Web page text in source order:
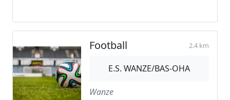
Football 2.4 km
E.S. WANZE/BAS-OHA
Wanze